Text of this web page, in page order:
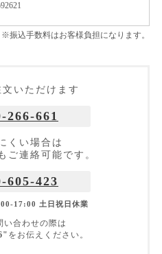
※振込手数料はお客様負担になります。
いただけます
266-661
くい場合は
ご連絡可能です。
605-423
17:00 土日祝日休業
い合わせの際は
をお伝えください。